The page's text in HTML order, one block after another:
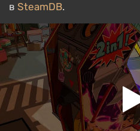
в SteamDB.